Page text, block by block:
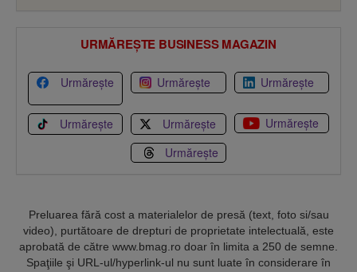
URMĂREȘTE BUSINESS MAGAZIN
Urmărește Urmărește Urmărește
Urmărește Urmărește
Urmărește
Urmărește
Preluarea fără cost a materialelor de presă (text, foto si/sau
video), purtătoare de drepturi de proprietate intelectuală, este
aprobată de către www.bmag.ro doar în limita a 250 de semne.
Spaţiile şi URL-ul/hyperlink-ul nu sunt luate în considerare în